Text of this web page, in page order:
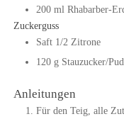
200 ml Rhabarber-
Zuckerguss
Saft 1/2 Zitrone
120 g Stauzucker/
Anleitungen
Für den Teig, alle